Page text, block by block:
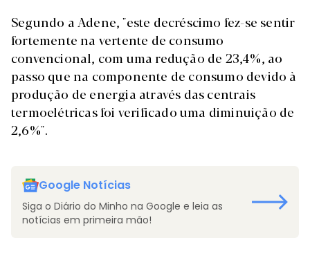
Segundo a Adene, "este decréscimo fez-se sentir
fortemente na vertente de consumo
convencional, com uma redução de 23,4%, ao
passo que na componente de consumo devido à
produção de energia através das centrais
termoelétricas foi verificado uma diminuição de
2,6%".
Google Notícias
Siga o Diário do Minho na Google e leia as
notícias em primeira mão!